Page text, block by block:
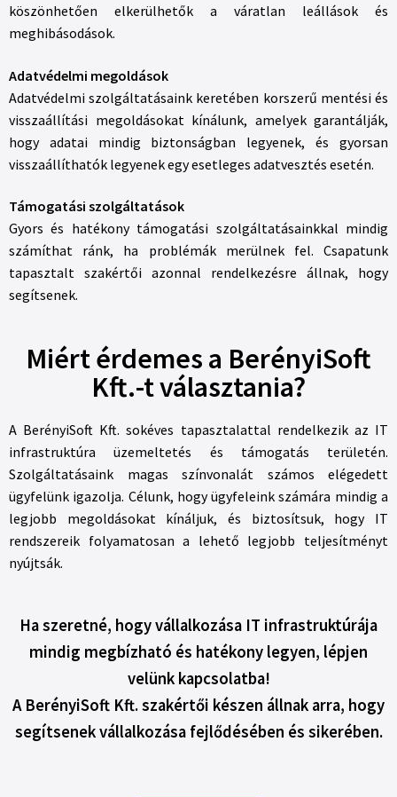
köszönhetően elkerülhetők a váratlan leállások és
meghibásodások.
Adatvédelmi megoldások
Adatvédelmi szolgáltatásaink keretében korszerű mentési és
visszaállítási megoldásokat kínálunk, amelyek garantálják,
hogy adatai mindig biztonságban legyenek, és gyorsan
visszaállíthatók legyenek egy esetleges adatvesztés esetén.
Támogatási szolgáltatások
Gyors és hatékony támogatási szolgáltatásainkkal mindig
számíthat ránk, ha problémák merülnek fel. Csapatunk
tapasztalt szakértői azonnal rendelkezésre állnak, hogy
segítsenek.
Miért érdemes a BerényiSoft
Kft.-t választania?
A BerényiSoft Kft. sokéves tapasztalattal rendelkezik az IT
infrastruktúra üzemeltetés és támogatás területén.
Szolgáltatásaink magas színvonalát számos elégedett
ügyfelünk igazolja. Célunk, hogy ügyfeleink számára mindig a
legjobb megoldásokat kínáljuk, és biztosítsuk, hogy IT
rendszereik folyamatosan a lehető legjobb teljesítményt
nyújtsák.
Ha szeretné, hogy vállalkozása IT infrastruktúrája
mindig megbízható és hatékony legyen, lépjen
velünk kapcsolatba!
A BerényiSoft Kft. szakértői készen állnak arra, hogy
segítsenek vállalkozása fejlődésében és sikerében.